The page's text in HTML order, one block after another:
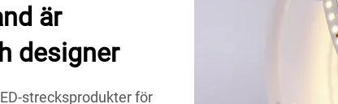
är
designer
strecksprodukter för